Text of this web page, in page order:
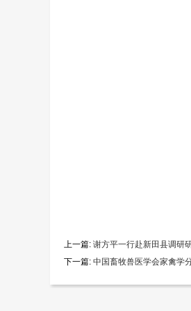
上一篇: 谢方平一行赴新田县调研
下一篇: 中国畜牧兽医学会家禽学